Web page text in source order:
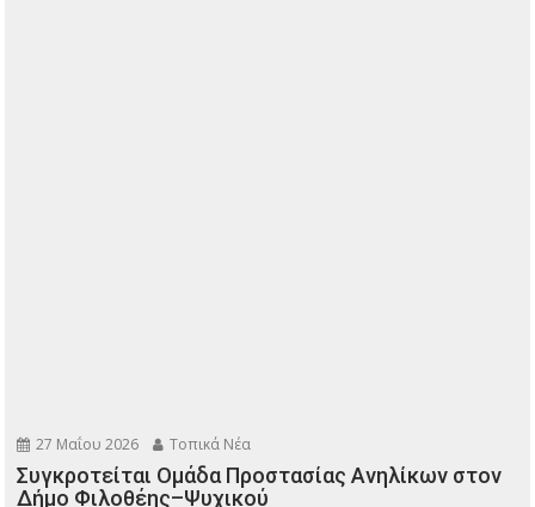
27 Μαΐου 2026 Τοπικά Νέα
Συγκροτείται Ομάδα Προστασίας Ανηλίκων στον
Δήμο Φιλοθέης–Ψυχικού